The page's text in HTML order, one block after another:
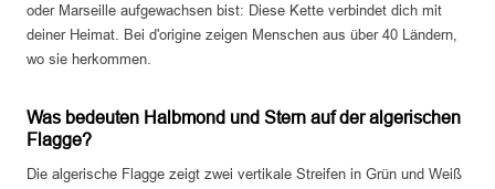
oder Marseille aufgewachsen bist: Diese Kette verbindet dich mit
deiner Heimat. Bei d'origine zeigen Menschen aus über 40 Ländern,
wo sie herkommen.
Was bedeuten Halbmond und Stern auf der algerischen
Flagge?
Die algerische Flagge zeigt zwei vertikale Streifen in Grün und Weiß